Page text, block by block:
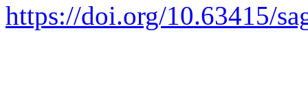
https://doi.org/10.63415/